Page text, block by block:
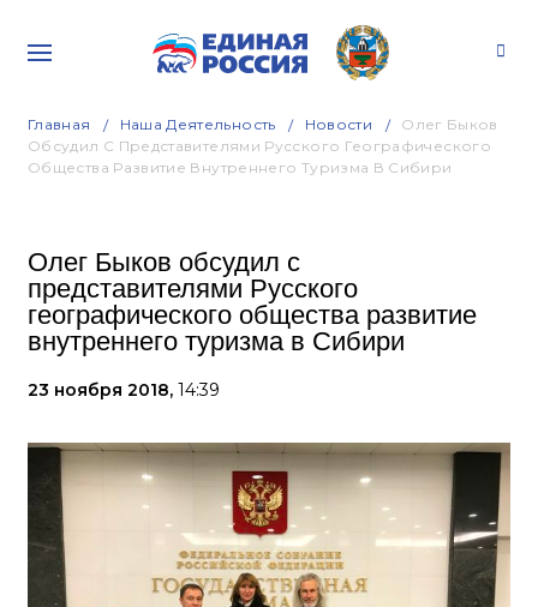
Главная Наша Деятельность Новости
Олег Быков
Обсудил С Представителями Русского Географического
Общества Развитие Внутреннего Туризма В Сибири
Олег Быков обсудил с
представителями Русского
географического общества развитие
внутреннего туризма в Сибири
23 ноября 2018, 14:39